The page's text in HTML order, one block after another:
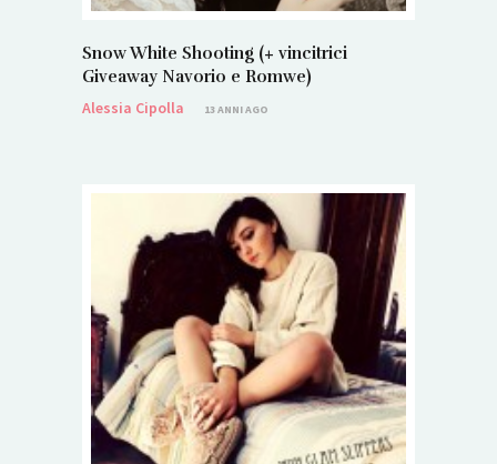
Snow White Shooting (+ vincitrici
Giveaway Navorio e Romwe)
Alessia Cipolla
13 ANNI AGO